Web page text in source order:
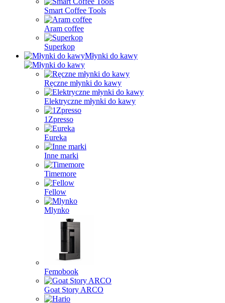
Smart Coffee Tools
Aram coffee
Superkop
Młynki do kawy
Ręczne młynki do kawy
Elektryczne młynki do kawy
1Zpresso
Eureka
Inne marki
Timemore
Fellow
Mlynko
Femobook
Goat Story ARCO